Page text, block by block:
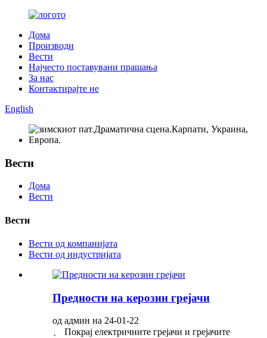
Дома
Производи
Вести
Најчесто поставувани прашања
За нас
Контактирајте не
English
Вести
Дома
Вести
Вести
Вести од компанијата
Вести од индустријата
Предности на керозин грејачи
од админ на 24-01-22
、 Покрај електричните грејачи и грејачите